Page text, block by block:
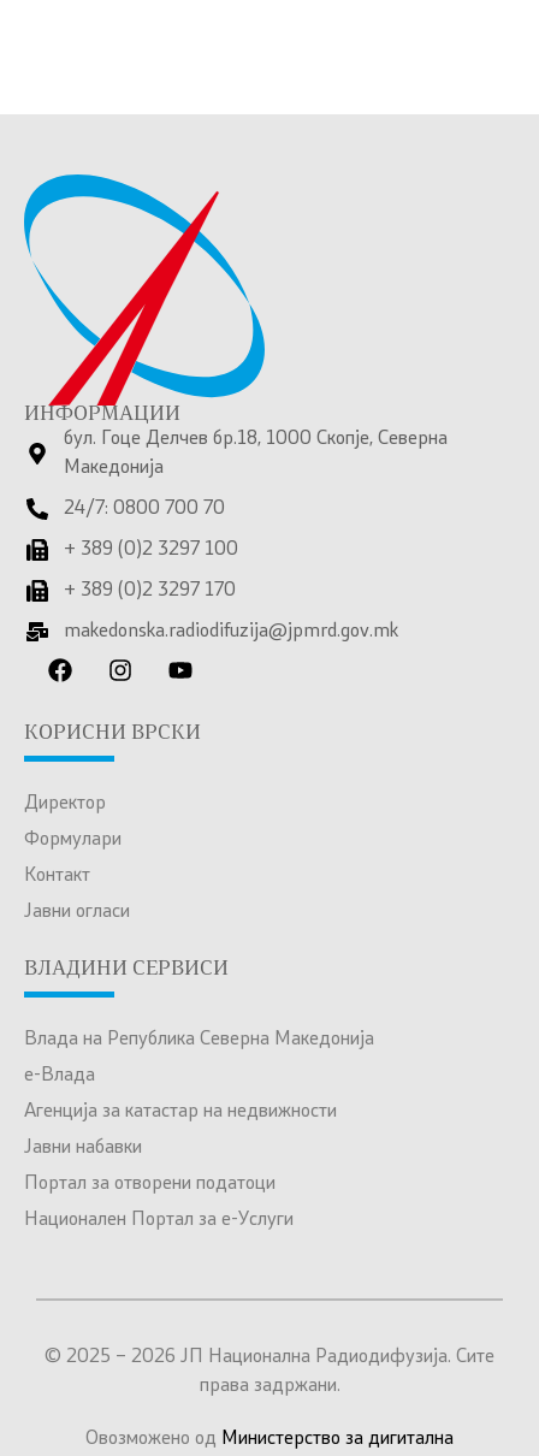
ИНФОРМАЦИИ
бул. Гоце Делчев бр.18, 1000 Скопје, Северна
Македонија
24/7: 0800 700 70
+ 389 (0)2 3297 100
+ 389 (0)2 3297 170
makedonska.radiodifuzija@jpmrd.gov.mk
КОРИСНИ ВРСКИ
Директор
Формулари
Контакт
Јавни огласи
ВЛАДИНИ СЕРВИСИ
Влада на Република Северна Македонија
е-Влада
Агенција за катастар на недвижности
Јавни набавки
Портал за отворени податоци
Национален Портал за е-Услуги
© 2025 – 2026 ЈП Национална Радиодифузија. Сите
права задржани.
Овозможено од Министерство за дигитална